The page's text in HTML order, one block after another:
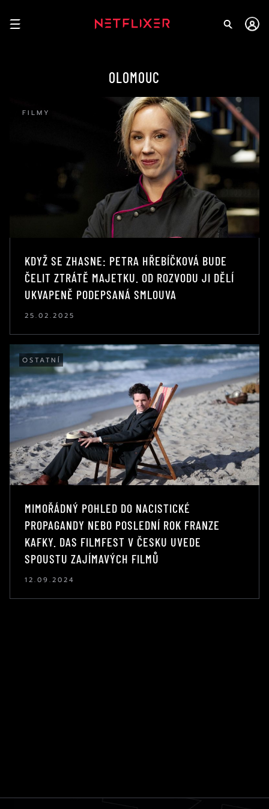
OLOMOUC
FILMY
KDYŽ SE ZHASNE: PETRA HŘEBÍČKOVÁ BUDE
ČELIT ZTRÁTĚ MAJETKU. OD ROZVODU JI DĚLÍ
UKVAPENĚ PODEPSANÁ SMLOUVA
25.02.2025
OSTATNÍ
MIMOŘÁDNÝ POHLED DO NACISTICKÉ
PROPAGANDY NEBO POSLEDNÍ ROK FRANZE
KAFKY. DAS FILMFEST V ČESKU UVEDE
SPOUSTU ZAJÍMAVÝCH FILMŮ
12.09.2024